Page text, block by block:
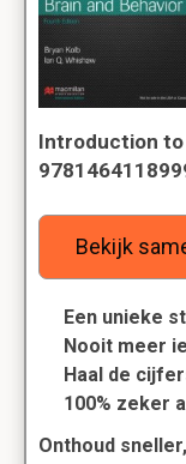
Introduction to
Bekijk
Een unieke
Nooit meer
Haal de
100% zeker
Onthoud